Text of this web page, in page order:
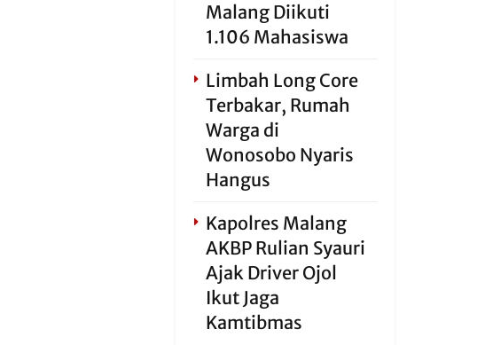
Malang Diikuti
1.106 Mahasiswa
Limbah Long Core
Terbakar, Rumah
Warga di
Wonosobo Nyaris
Hangus
Kapolres Malang
AKBP Rulian Syauri
Ajak Driver Ojol
Ikut Jaga
Kamtibmas